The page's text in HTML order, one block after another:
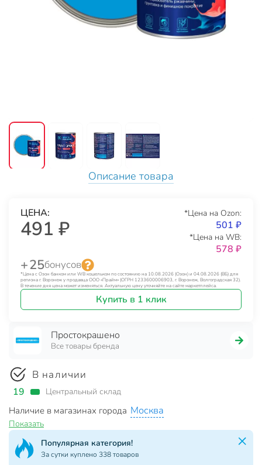
Описание товара
ЦЕНА:
491 ₽
*Цена на Ozon:
501 ₽
*Цена на WB:
578 ₽
+ 25бонусов
*Цена с Озон банком или WB кошельком по состоянию на 10.08.2026 (Озон) и 04.08.2026 (ВБ) для
региона г. Воронеж у продавца ООО «Прайм» (ОГРН 1233600006903, г. Воронеж, Волгоградская 32).
В течение дня цена может изменяться. Актуальную цену уточняйте на сайте маркетплейса.
Купить в 1 клик
Простокрашено
Все товары бренда
В наличии
19 Центральный склад
Наличие в магазинах города Москва
Показать
Популярная категория!
За сутки куплено 338 товаров